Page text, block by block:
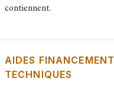
contiennent.
AIDES
TECHNIQUES